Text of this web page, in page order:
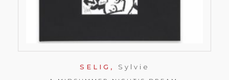
SELIG, Sylvie